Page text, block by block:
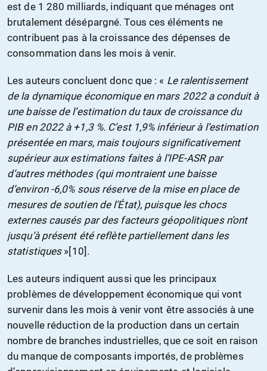
est de 1 280 milliards, indiquant que ménages ont
brutalement désépargné. Tous ces éléments ne
contribuent pas à la croissance des dépenses de
consommation dans les mois à venir.
Les auteurs concluent donc que : « Le ralentissement
de la dynamique économique en mars 2022 a conduit à
une baisse de l’estimation du taux de croissance du
PIB en 2022 à +1,3 %. C’est 1,9% inférieur à l’estimation
présentée en mars, mais toujours significativement
supérieur aux estimations faites à l’IPE-ASR par
d’autres méthodes (qui montraient une baisse
d’environ -6,0% sous réserve de la mise en place de
mesures de soutien de l’État), puisque les chocs
externes causés par des facteurs géopolitiques n’ont
jusqu’à présent été reflète partiellement dans les
statistiques»[10].
Les auteurs indiquent aussi que les principaux
problèmes de développement économique qui vont
survenir dans les mois à venir vont être associés à une
nouvelle réduction de la production dans un certain
nombre de branches industrielles, que ce soit en raison
du manque de composants importés, de problèmes